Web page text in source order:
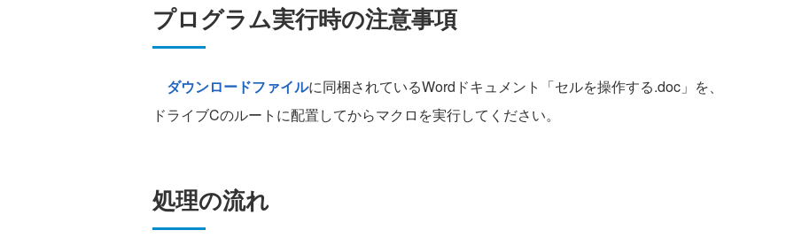
プログラム実行時の注意事項
ダウンロードファイルに同梱されているWordドキュメント「セルを操作する.doc」を、
ドライブCのルートに配置してからマクロを実行してください。
処理の流れ